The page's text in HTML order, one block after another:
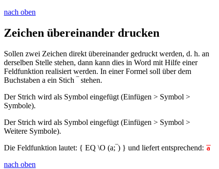
nach oben
Zeichen übereinander drucken
Sollen zwei Zeichen direkt übereinander gedruckt werden, d. h. an
derselben Stelle stehen, dann kann dies in Word mit Hilfe einer
Feldfunktion realisiert werden. In einer Formel soll über dem
Buchstaben a ein Stich
stehen.
Der Strich wird als Symbol eingefügt (Einfügen > Symbol >
Symbole).
Der Strich wird als Symbol eingefügt (Einfügen > Symbol >
Weitere Symbole).
Die Feldfunktion lautet: { EQ \O (a;‾) } und liefert entsprechend:
nach oben